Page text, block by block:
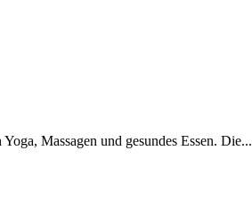
Massagen und gesundes Essen. Die...